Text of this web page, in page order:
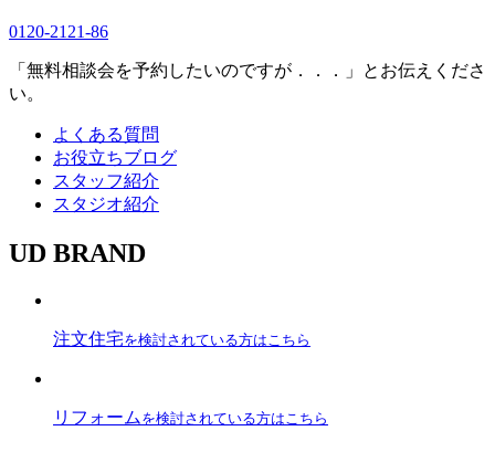
0120-2121-86
「無料相談会を予約したいのですが．．．」とお伝えくださ
い。
よくある質問
お役立ちブログ
スタッフ紹介
スタジオ紹介
UD BRAND
注文住宅を検討されている方はこちら
リフォーム を検討されている方はこちら